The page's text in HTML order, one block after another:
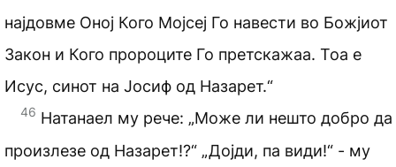
најдовме Оној Кого Мојсеј Го навести во Божјиот
Закон и Кого пророците Го претскажаа. Тоа е
Исус, синот на Јосиф од Назарет.“
46 Натанаел му рече: „Може ли нешто добро да
произлезе од Назарет!?“ „Дојди, па види!“ - му